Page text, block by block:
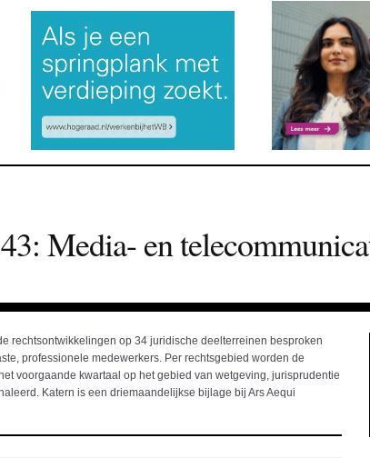
Media- en
rechtsontwikkelingen op 34 juridische deelterreinen besproken
professionele medewerkers. Per rechtsgebied worden de
voorgaande kwartaal op het gebied van wetgeving, jurisprudentie
Katern is een driemaandelijkse bijlage bij Ars Aequi